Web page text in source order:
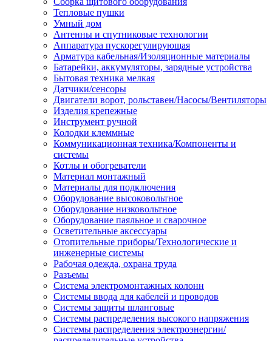
Тепловые пушки
Умный дом
Антенны и спутниковые технологии
Аппаратура пускорегулирующая
Арматура кабельная/Изоляционные материалы
Батарейки, аккумуляторы, зарядные устройства
Бытовая техника мелкая
Датчики/сенсоры
Двигатели ворот, рольставен/Насосы/Вентиляторы
Изделия крепежные
Инструмент ручной
Колодки клеммные
Коммуникационная техника/Компоненты и
системы
Котлы и обогреватели
Материал монтажный
Материалы для подключения
Оборудование высоковольтное
Оборудование низковольтное
Оборудование паяльное и сварочное
Осветительные аксессуары
Отопительные приборы/Технологические и
инженерные системы
Рабочая одежда, охрана труда
Разъемы
Система электромонтажных колонн
Системы ввода для кабелей и проводов
Системы защиты шланговые
Системы распределения высокого напряжения
Системы распределения электроэнергии/